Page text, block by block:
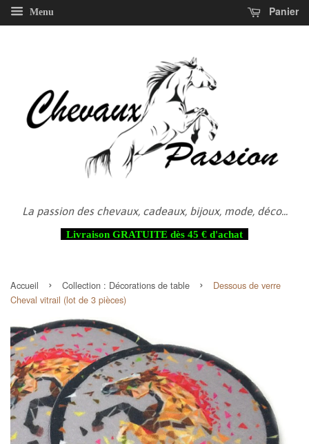
Menu Panier
La passion des chevaux, cadeaux, bijoux, mode, déco...
Livraison GRATUITE dès 45 € d'achat
Accueil › Collection : Décorations de table ›
Dessous de verre
Cheval vitrail (lot de 3 pièces)